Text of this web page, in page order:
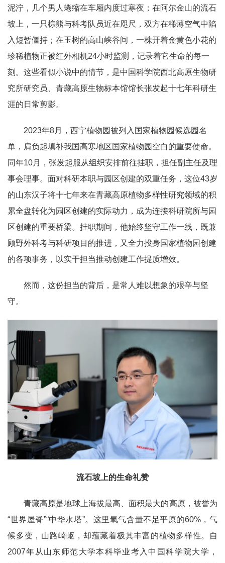
泥泞，几个男人蜷缩在车厢内度过寒夜；在阿尔金山的流石
坡上，一只棕熊与科考队员近在咫尺，双方在稀薄空气中陷
入短暂僵持；在玉树的高山峡谷间，一株开着金黄色小花的
珍稀植物正被红外相机24小时监测，记录着它生命的每一
刻。这些看似小说中的情节，是中国科学院西北高原生物研
究所研究员、青藏高原生物标本馆馆长张发起十七年科研生
涯的日常剪影。
2023年8月，西宁植物园被列入国家植物园候选园名
单，肩负起填补我国高寒地区国家植物园空白的重要使命。
同年10月，张发起服从组织安排前往挂职，担任副主任及理
事会理事。面对科研本职与园区创建的双重任务，这位43岁
的山东汉子将十七年来在青藏高原植物多样性研究领域的积
累全盘转化为园区创建的实际动力，成为连接科研院所与园
区创建的重要桥梁。挂职期间，他始终坚守工作一线，既兼
顾野外科考与科研项目的推进，又全力投身国家植物园创建
的各项事务，以实干担当推动创建工作提质增效。
然而，这份担当的背后，是常人难以想象的艰辛与坚
守。
流石坡上的生命礼赞
青藏高原是地球上海拔最高、面积最大的高原，被誉为
“世界屋脊”“中华水塔”。这里氧气含量不足平原的60%，气
候多变，山路崎岖，却蕴藏着极其丰富的植物多样性。自
2007年从山东师范大学本科毕业考入中国科学院大学，